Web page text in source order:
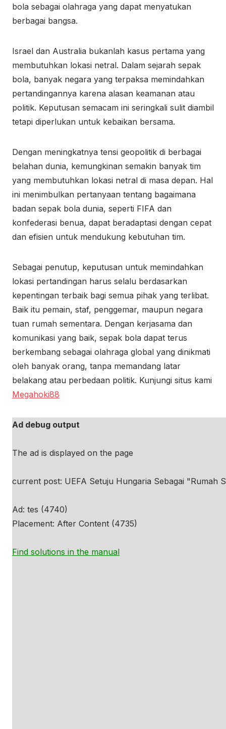
bola sebagai olahraga yang dapat menyatukan
berbagai bangsa.
Israel dan Australia bukanlah kasus pertama yang
membutuhkan lokasi netral. Dalam sejarah sepak
bola, banyak negara yang terpaksa memindahkan
pertandingannya karena alasan keamanan atau
politik. Keputusan semacam ini seringkali sulit diambil
tetapi diperlukan untuk kebaikan bersama.
Dengan meningkatnya tensi geopolitik di berbagai
belahan dunia, kemungkinan semakin banyak tim
yang membutuhkan lokasi netral di masa depan. Hal
ini menimbulkan pertanyaan tentang bagaimana
badan sepak bola dunia, seperti FIFA dan
konfederasi benua, dapat beradaptasi dengan cepat
dan efisien untuk mendukung kebutuhan tim.
Sebagai penutup, keputusan untuk memindahkan
lokasi pertandingan harus selalu berdasarkan
kepentingan terbaik bagi semua pihak yang terlibat.
Baik itu pemain, staf, penggemar, maupun negara
tuan rumah sementara. Dengan kerjasama dan
komunikasi yang baik, sepak bola dapat terus
berkembang sebagai olahraga global yang dinikmati
oleh banyak orang, tanpa memandang latar
belakang atau perbedaan politik. Kunjungi situs kami
Megahoki88
Ad debug output
The ad is displayed on the page
current post: UEFA Setuju Hungaria Sebagai "Rumah
Ad: tes (4740)
Placement: After Content (4735)
Find solutions in the manual